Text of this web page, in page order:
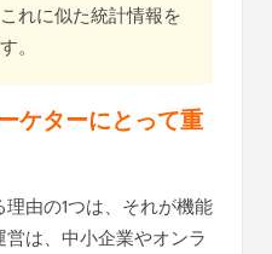
れに似た統計情報を
。
ケターにとって重
由の1つは、それが機能
は、中小企業やオンラ